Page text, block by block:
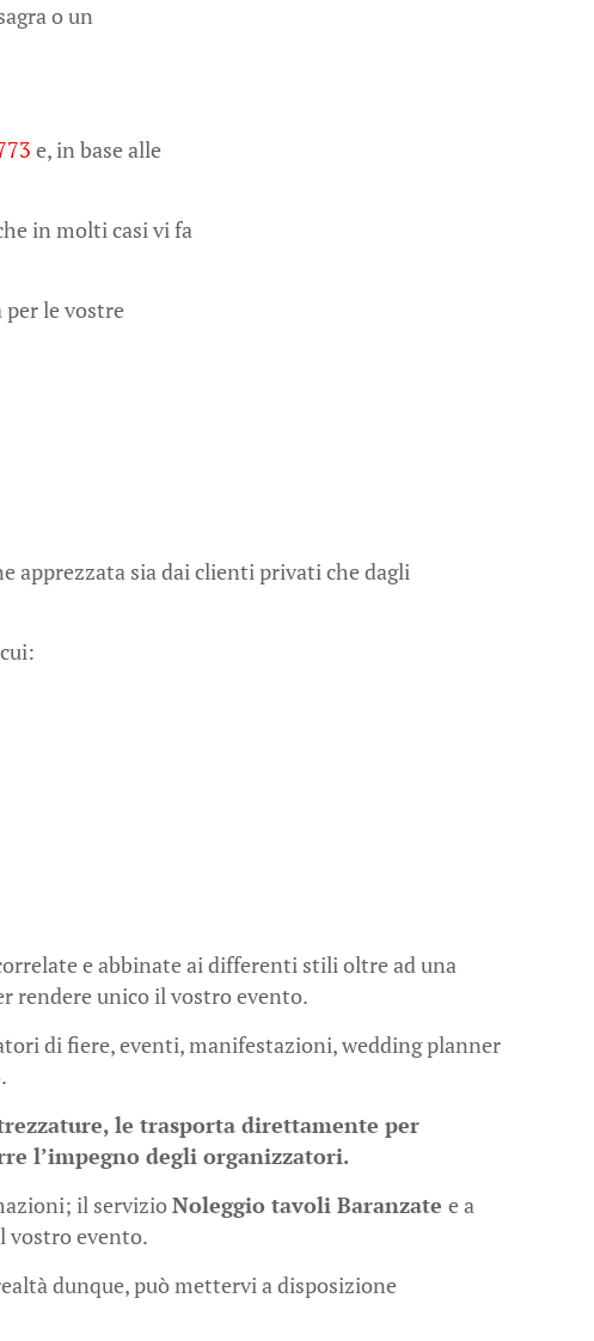
o un
e, in base alle
in molti casi vi fa
per le vostre
apprezzata sia dai clienti privati che dagli
e abbinate ai differenti stili oltre ad una
rendere unico il vostro evento.
di fiere, eventi, manifestazioni, wedding planner
le trasporta direttamente per
l’impegno degli organizzatori.
il servizioNoleggio tavoli Baranzatee a
vostro evento.
dunque, può mettervi a disposizione